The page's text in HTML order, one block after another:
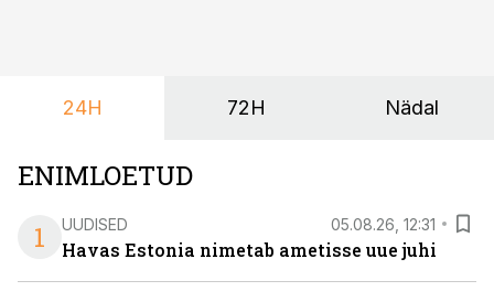
nendele vajadustele vastanud uuendusega, mis pakub
24H 72H Nädal
ENIMLOETUD
1
UUDISED 05.08.26, 12:31
Havas Estonia nimetab ametisse uue juhi